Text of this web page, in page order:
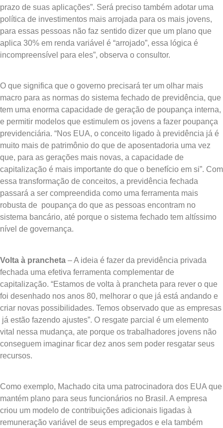
prazo de suas aplicações”. Será preciso também adotar uma
política de investimentos mais arrojada para os mais jovens,
para essas pessoas não faz sentido dizer que um plano que
aplica 30% em renda variável é “arrojado”, essa lógica é
incompreensível para eles”, observa o consultor.
O que significa que o governo precisará ter um olhar mais
macro para as normas do sistema fechado de previdência, que
tem uma enorma capacidade de geração de poupança interna,
e permitir modelos que estimulem os jovens a fazer poupança
previdenciária. “Nos EUA, o conceito ligado à previdência já é
muito mais de patrimônio do que de aposentadoria uma vez
que, para as gerações mais novas, a capacidade de
capitalização é mais importante do que o benefício em si”. Com
essa transformação de conceitos, a previdência fechada
passará a ser compreendida como uma ferramenta mais
robusta de poupança do que as pessoas encontram no
sistema bancário, até porque o sistema fechado tem altíssimo
nível de governança.
Volta à prancheta – A ideia é fazer da previdência privada
fechada uma efetiva ferramenta complementar de
capitalização. “Estamos de volta à prancheta para rever o que
foi desenhado nos anos 80, melhorar o que já está andando e
criar novas possibilidades. Temos observado que as empresas
já estão fazendo ajustes”. O resgate parcial é um elemento
vital nessa mudança, ate porque os trabalhadores jovens não
conseguem imaginar ficar dez anos sem poder resgatar seus
recursos.
Como exemplo, Machado cita uma patrocinadora dos EUA que
mantém plano para seus funcionários no Brasil. A empresa
criou um modelo de contribuições adicionais ligadas à
remuneração variável de seus empregados e ela também